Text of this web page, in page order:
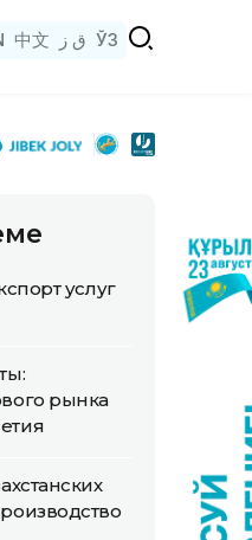
中文 ق ز ЎЗ
услуг
рынка